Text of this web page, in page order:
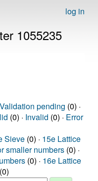
log in
1055235
Validation pending (0) ·
(0) · Invalid (0) · Error
Sieve (0) · 15e Lattice
smaller numbers (0) ·
(0) · 16e Lattice
(0)